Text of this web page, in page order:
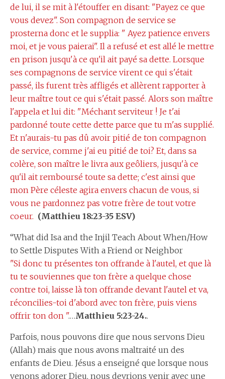
de lui, il se mit à l'étouffer en disant: "Payez ce que
vous devez". Son compagnon de service se
prosterna donc et le supplia: " Ayez patience envers
moi, et je vous paierai". Il a refusé et est allé le mettre
en prison jusqu'à ce qu'il ait payé sa dette. Lorsque
ses compagnons de service virent ce qui s'était
passé, ils furent très affligés et allèrent rapporter à
leur maître tout ce qui s'était passé. Alors son maître
l'appela et lui dit: "Méchant serviteur ! Je t'ai
pardonné toute cette dette parce que tu m'as supplié.
Et n'aurais-tu pas dû avoir pitié de ton compagnon
de service, comme j'ai eu pitié de toi? Et, dans sa
colère, son maître le livra aux geôliers, jusqu'à ce
qu'il ait remboursé toute sa dette; c'est ainsi que
mon Père céleste agira envers chacun de vous, si
vous ne pardonnez pas votre frère de tout votre
coeur. (Matthieu 18:23-35 ESV)
“What did Isa and the Injil Teach About When/How
to Settle Disputes With a Friend or Neighbor
"Si donc tu présentes ton offrande à l'autel, et que là
tu te souviennes que ton frère a quelque chose
contre toi, laisse là ton offrande devant l'autel et va,
réconcilies-toi d'abord avec ton frère, puis viens
offrir ton don ".…Matthieu 5:23-24..
Parfois, nous pouvons dire que nous servons Dieu
(Allah) mais que nous avons maltraité un des
enfants de Dieu. Jésus a enseigné que lorsque nous
venons adorer Dieu, nous devrions venir avec une